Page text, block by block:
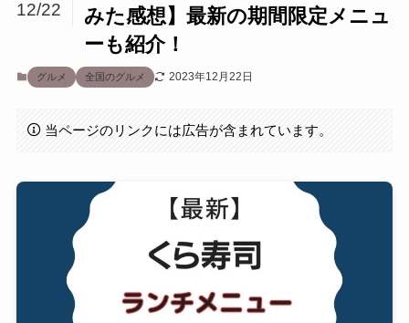
みた感想】最新の期間限定メニュ
ーも紹介！
12/22
グルメ 全国のグルメ 2023年12月22日
当ページのリンクには広告が含まれています。